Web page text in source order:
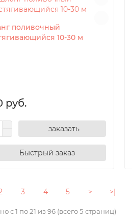
поливочный
10-30 м
руб.
заказать
3 4 5 > >|
с 1 по 21 из 96 (всего 5 страниц)